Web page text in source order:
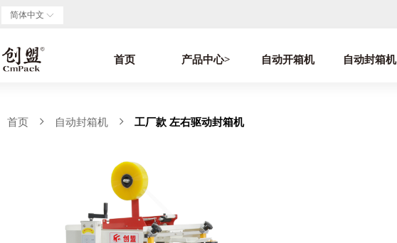
ꀅ
简体中文
首页 产品中心> 自动开箱机 自动封箱机
首页 ꁇ 自动封箱机 ꁇ 工厂款 左右驱动封箱机